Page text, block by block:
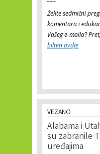
Želite sedmični
komentara i
Vašeg e-maila?
bilten ovdje
VEZANO
Alabama i
su zabranile
uređajima